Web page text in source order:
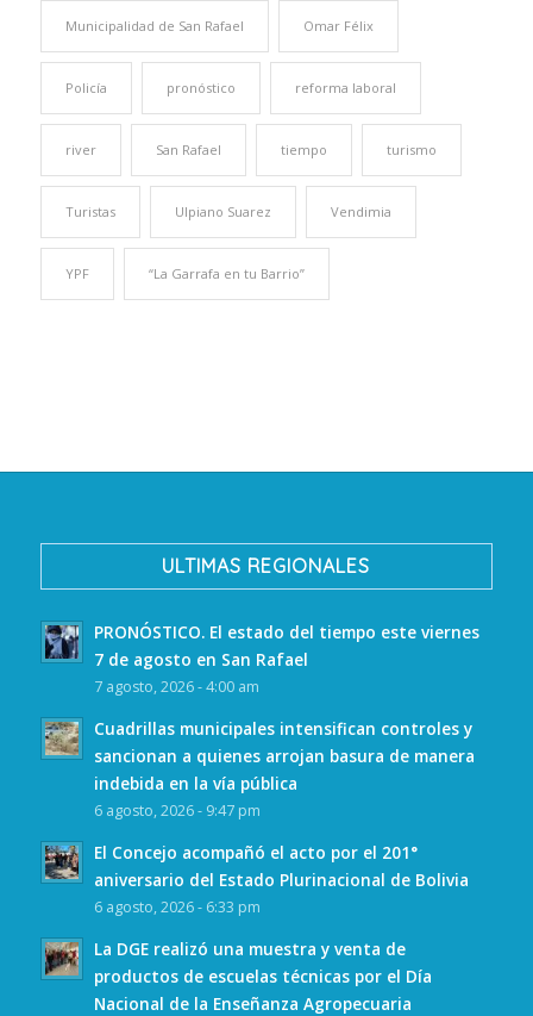
Municipalidad de San Rafael Omar Félix
Policía pronóstico reforma laboral
river San Rafael tiempo turismo
Turistas Ulpiano Suarez Vendimia
YPF “La Garrafa en tu Barrio”
ULTIMAS REGIONALES
PRONÓSTICO. El estado del tiempo este viernes
7 de agosto en San Rafael
7 agosto, 2026 - 4:00 am
Cuadrillas municipales intensifican controles y
sancionan a quienes arrojan basura de manera
indebida en la vía pública
6 agosto, 2026 - 9:47 pm
El Concejo acompañó el acto por el 201°
aniversario del Estado Plurinacional de Bolivia
6 agosto, 2026 - 6:33 pm
La DGE realizó una muestra y venta de
productos de escuelas técnicas por el Día
Nacional de la Enseñanza Agropecuaria